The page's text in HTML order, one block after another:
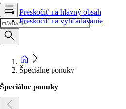
Preskočiť na hlavný obsah
Preskočiť na vyhľadávanie
Špeciálne ponuky
Špeciálne ponuky